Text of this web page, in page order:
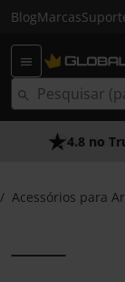
BlogMarcas
4.8 no
Acessórios para